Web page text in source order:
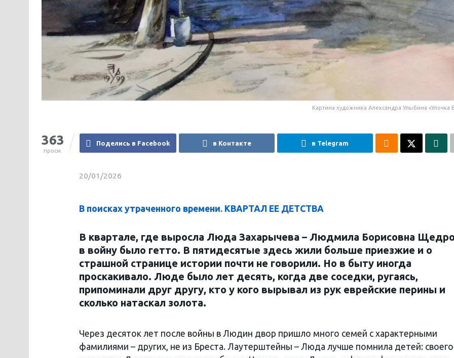
Картина художника Александра Улыбина «Улочка
363
просм.
Поделись в Facebook в Контакте в Telegram
20/01/2026
В поисках утраченного времени. КВАРТАЛ ЕЕ ДЕТСТВА
В квартале, где выросла Люда Захарычева – Людмила Борисовна
в войну было гетто. В пятидесятые здесь жили больше приезжие и о
страшной странице истории почти не говорили. Но в быту иногда
проскакивало. Люде было лет десять, когда две соседки, ругаясь,
припоминали друг другу, кто у кого вырывал из рук еврейские перины и
сколько натаскал золота.
Через десяток лет после войны в Людин двор пришло много семей с характерными
фамилиями – других, не из Бреста. Лаутерштейны – Люда лучше помнила детей: своего